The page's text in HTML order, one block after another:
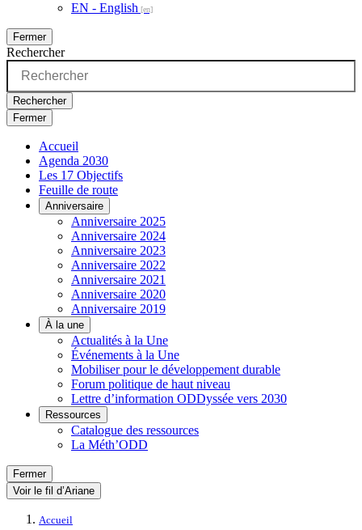
EN - English
Fermer
Rechercher
Rechercher
Fermer
Accueil
Agenda 2030
Les 17 Objectifs
Feuille de route
Anniversaire
Anniversaire 2025
Anniversaire 2024
Anniversaire 2023
Anniversaire 2022
Anniversaire 2021
Anniversaire 2020
Anniversaire 2019
À la une
Actualités à la Une
Événements à la Une
Mobiliser pour le développement durable
Forum politique de haut niveau
Lettre d’information ODDyssée vers 2030
Ressources
Catalogue des ressources
La Méth’ODD
Fermer
Voir le fil d’Ariane
Accueil